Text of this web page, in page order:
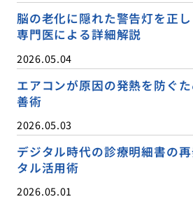
脳の老化に隠れた警告灯を正
専門医による詳細解説
2026.05.04
エアコンが原因の発熱を防ぐ
善術
2026.05.03
デジタル時代の診療明細書の
タル活用術
2026.05.01